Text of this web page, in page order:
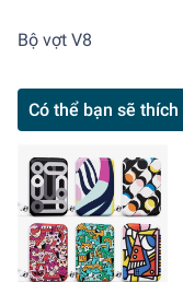
Bộ vợt V8
Có thể bạn sẽ thích